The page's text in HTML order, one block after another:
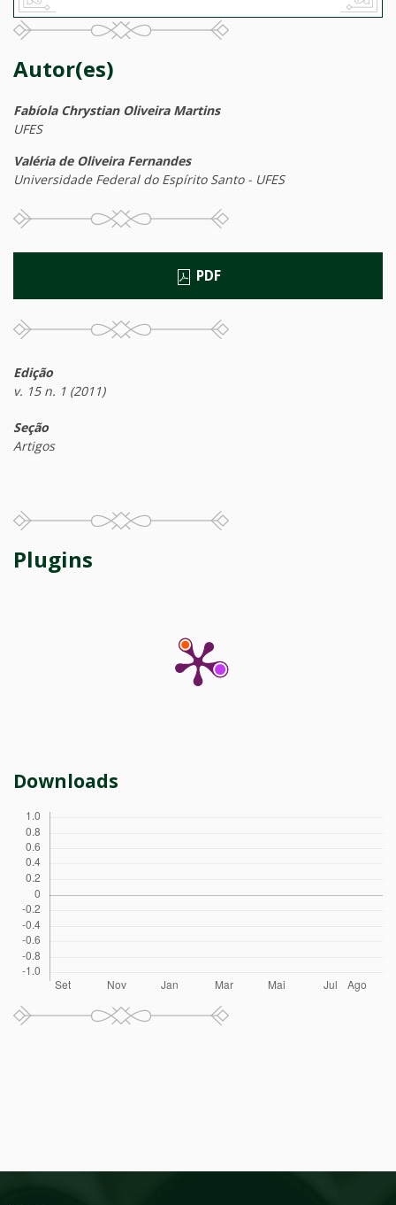
Autor(es)
Fabíola Chrystian Oliveira Martins
UFES
Valéria de Oliveira Fernandes
Universidade Federal do Espírito Santo - UFES
PDF
Edição
v. 15 n. 1 (2011)
Seção
Artigos
Plugins
Downloads